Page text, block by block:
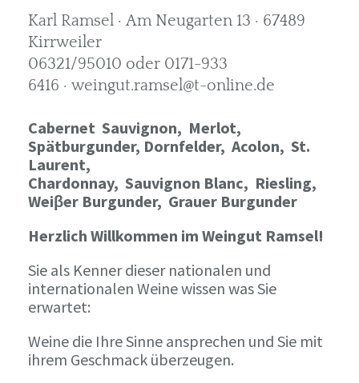
Karl Ramsel · Am Neugarten 13 · 67489
Kirrweiler
06321/95010 oder 0171-933
6416 · weingut.ramsel@t-online.de
Cabernet Sauvignon, Merlot,
Spätburgunder, Dornfelder, Acolon, St.
Laurent,
Chardonnay, Sauvignon Blanc, Riesling,
Weiβer Burgunder, Grauer Burgunder
Herzlich Willkommen im Weingut Ramsel!
Sie als Kenner dieser nationalen und
internationalen Weine wissen was Sie
erwartet:
Weine die Ihre Sinne ansprechen und Sie mit
ihrem Geschmack überzeugen.